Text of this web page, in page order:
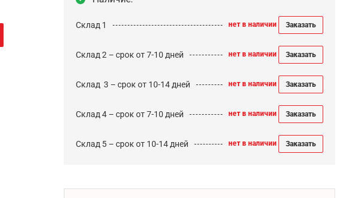
Склад 1 нет в наличии Заказать
Склад 2 – срок от 7-10 дней нет в наличии Заказать
Cклад 3 – срок от 10-14 дней нет в наличии Заказать
Склад 4 – срок от 7-10 дней нет в наличии Заказать
Склад 5 – срок от 10-14 дней нет в наличии Заказать